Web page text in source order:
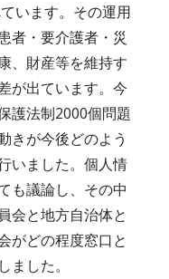
います。その運用
者・要介護者・災
、財産等を維持す
が出ています。今
護法制2000個問題
きが今後どのよう
いました。個人情
も議論し、その中
会と地方自治体と
がどの程度窓口と
ました。